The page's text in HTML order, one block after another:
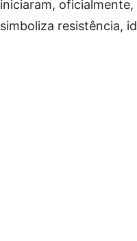
iniciaram,
simboliza resistência,